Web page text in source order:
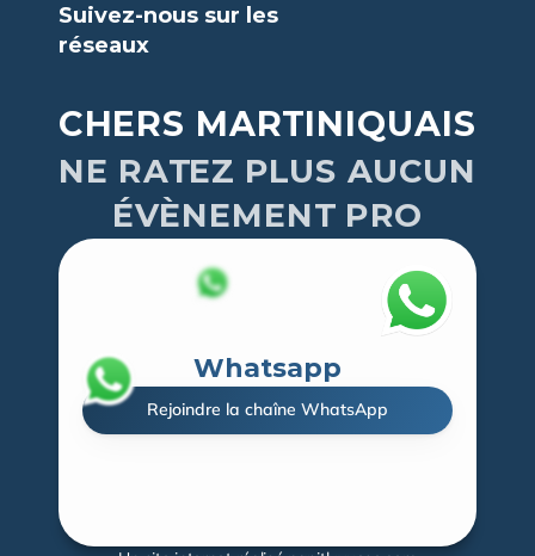
Suivez-nous sur les
réseaux
CHERS MARTINIQUAIS
NE RATEZ PLUS AUCUN
ÉVÈNEMENT PRO
Whatsapp
Rejoindre la chaîne WhatsApp